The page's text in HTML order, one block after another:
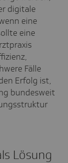
digitale
eine
eine
Fälle
Erfolg ist,
bundesweit
Lösung